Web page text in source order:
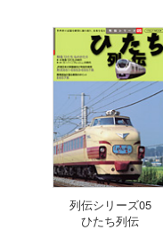
列伝シリーズ05
ひたち列伝